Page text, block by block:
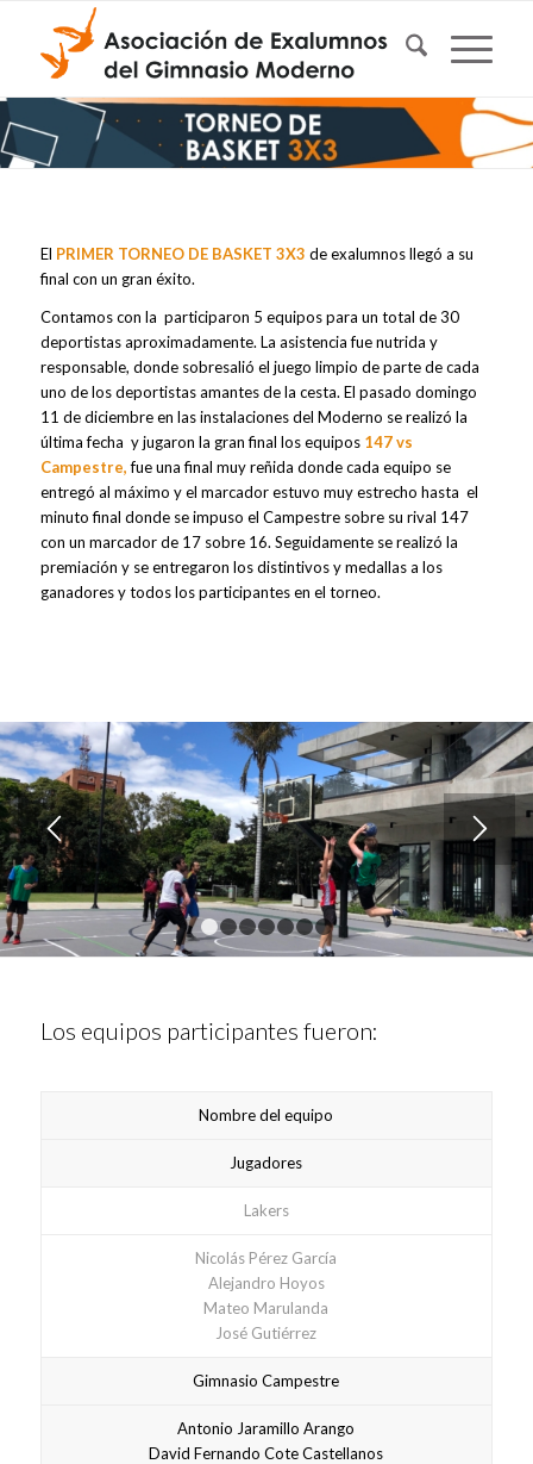
El PRIMER TORNEO DE BASKET 3X3 de exalumnos llegó a su
final con un gran éxito.
Contamos con la participaron 5 equipos para un total de 30
deportistas aproximadamente. La asistencia fue nutrida y
responsable, donde sobresalió el juego limpio de parte de cada
uno de los deportistas amantes de la cesta. El pasado domingo
11 de diciembre en las instalaciones del Moderno se realizó la
última fecha y jugaron la gran final los equipos 147 vs
Campestre,fue una final muy reñida donde cada equipo se
entregó al máximo y el marcador estuvo muy estrecho hasta el
minuto final donde se impuso el Campestre sobre su rival 147
con un marcador de 17 sobre 16. Seguidamente se realizó la
premiación y se entregaron los distintivos y medallas a los
ganadores y todos los participantes en el torneo.
1 2 3 4 5 6 7
Los equipos participantes fueron:
Nombre del equipo
Jugadores
Lakers
Nicolás Pérez García
Alejandro Hoyos
Mateo Marulanda
José Gutiérrez
Gimnasio Campestre
Antonio Jaramillo Arango
David Fernando Cote Castellanos